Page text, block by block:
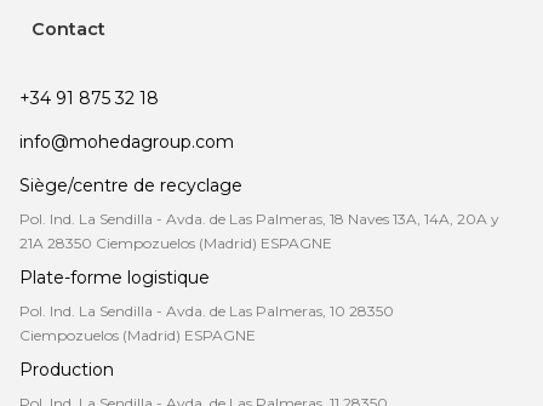
Contact
+34 91 875 32 18
info@mohedagroup.com
Siège/centre de recyclage
Pol. Ind. La Sendilla - Avda. de Las Palmeras, 18 Naves 13A, 14A, 20A y
21A 28350 Ciempozuelos (Madrid) ESPAGNE
Plate-forme logistique
Pol. Ind. La Sendilla - Avda. de Las Palmeras, 10 28350
Ciempozuelos (Madrid) ESPAGNE
Production